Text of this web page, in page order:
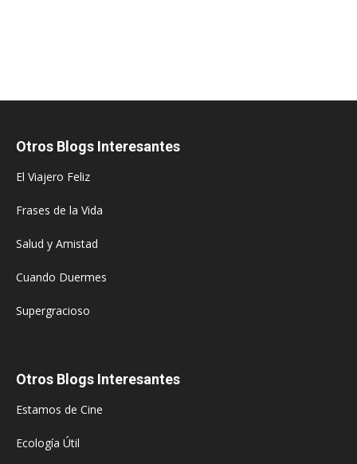
Otros Blogs Interesantes
El Viajero Feliz
Frases de la Vida
Salud y Amistad
Cuando Duermes
Supergracioso
Otros Blogs Interesantes
Estamos de Cine
Ecología Útil